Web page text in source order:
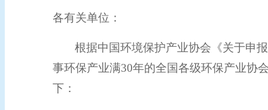
各有关单位：
根据中国环境保护产业协会 《关于申
事环保产业满30年的全国各级环保产业协
下：